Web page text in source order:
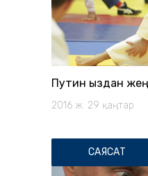
Путин қыздан
2016 ж. 29 қаңтар
САЯСАТ